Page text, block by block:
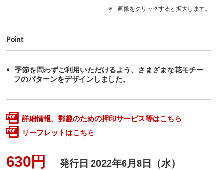
画像をクリックすると拡大します。
Point
季節を問わずご利用いただけるよう、さまざまな花モチー
フのパターンをデザインしました。
詳細情報、郵趣のための押印サービス等はこちら
リーフレットはこちら
630円 発行日 2022年6月8日（水）